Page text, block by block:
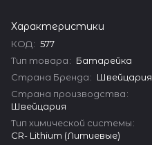
Характеристики
КОД: 577
Тип товара: Батарейка
Страна Бренда: Швейцария
Страна производства:
Швейцария
Тип химической системы:
CR- Lithium (Литиевые)